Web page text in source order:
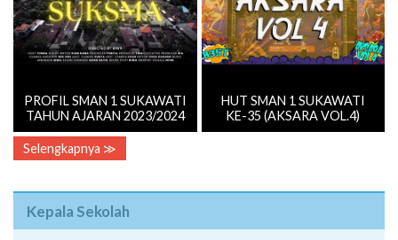
PROFIL SMAN 1 SUKAWATI
TAHUN AJARAN 2023/2024
HUT SMAN 1 SUKAWATI
KE-35 (AKSARA VOL.4)
Selengkapnya ≫
Kepala Sekolah